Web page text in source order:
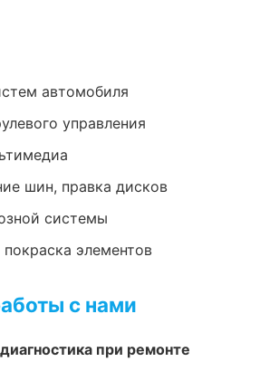
автомобиля
управления
шин, правка дисков
системы
элементов
с нами
при ремонте